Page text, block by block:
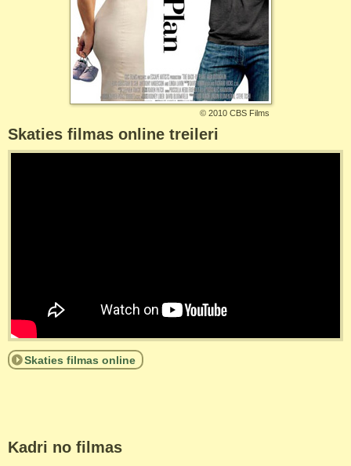
© 2010 CBS Films
Skaties filmas online treileri
Skaties filmas online
Kadri no filmas